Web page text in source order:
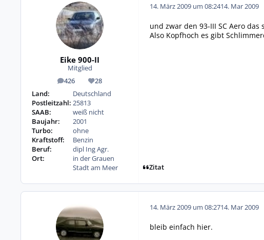
Eike 900-II
Mitglied
426
Beiträge 28
Reputation
Land:
Deutschland
Postleitzahl: 25813
SAAB:
weiß nicht
Baujahr:
2001
Turbo:
ohne
Kraftstoff:
Benzin
Beruf:
dipl Ing Agr.
Ort:
in der Grauen
Stadt am Meer
14. März 2009 um 08:2414. Mar 2009
und zwar den 93-III SC Aero
Also Kopfhoch es gibt
Zitat
14. März 2009 um 08:2714. Mar 2009
bleib einfach hier.